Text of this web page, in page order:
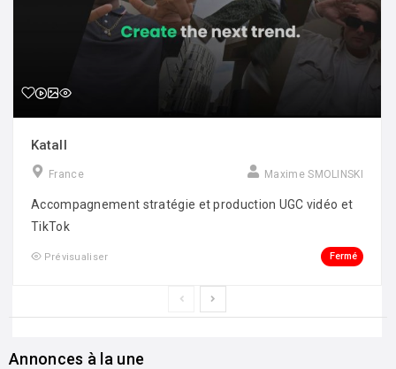
Katall
France Maxime SMOLINSKI
Accompagnement stratégie et production UGC vidéo et
TikTok
Prévisualiser Fermé
Annonces à la une